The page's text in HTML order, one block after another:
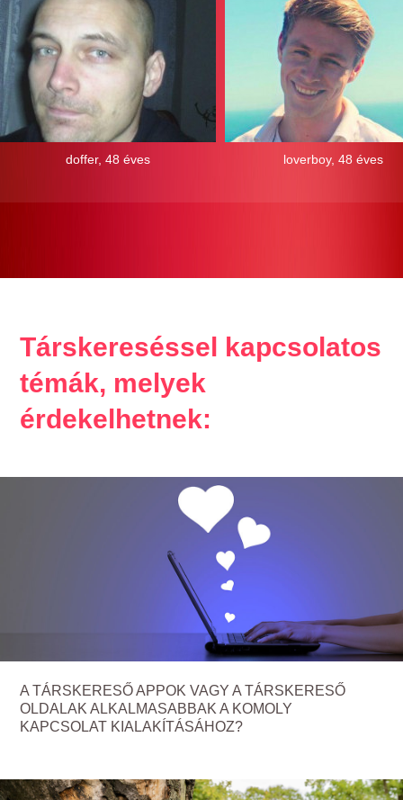
doffer, 48 éves loverboy, 48 éves
Társkereséssel kapcsolatos
témák, melyek
érdekelhetnek:
A TÁRSKERESŐ APPOK VAGY A TÁRSKERESŐ
OLDALAK ALKALMASABBAK A KOMOLY
KAPCSOLAT KIALAKÍTÁSÁHOZ?